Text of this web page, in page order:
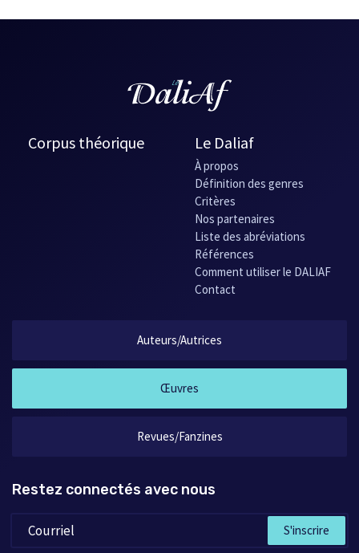
Corpus théorique Le Daliaf
À propos
Définition des genres
Critères
Nos partenaires
Liste des abréviations
Références
Comment utiliser le DALIAF
Contact
Auteurs/Autrices
Œuvres
Revues/Fanzines
Restez connectés avec nous
S'inscrire